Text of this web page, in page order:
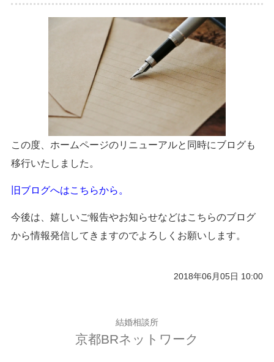
この度、ホームページのリニューアルと同時にブログも
移行いたしました。
旧ブログへはこちらから。
今後は、嬉しいご報告やお知らせなどはこちらのブログ
から情報発信してきますのでよろしくお願いします。
2018年06月05日 10:00
結婚相談所
京都BRネットワーク